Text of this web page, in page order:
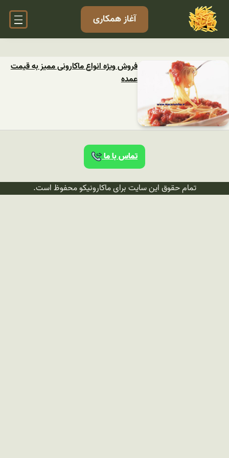
آغاز همکاری
فروش ویژه انواع ماکارونی ممیز به قیمت
عمده
تماس با ما
تمام حقوق این سایت برای ماکارونیکو محفوظ است.